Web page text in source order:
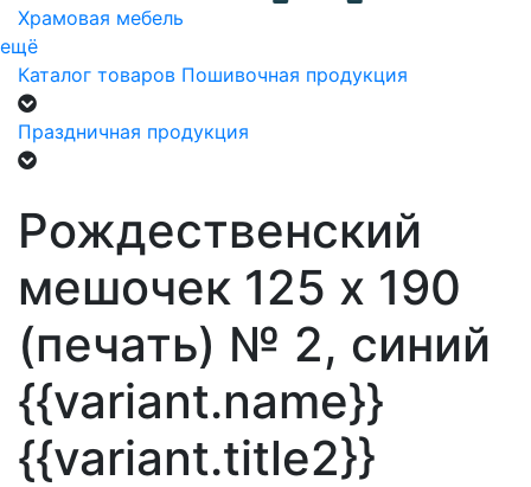
Храмовая мебель
ещё
Каталог товаров Пошивочная продукция
Праздничная продукция
Рождественский
мешочек 125 х 190
(печать) № 2, синий
{{variant.name}}
{{variant.title2}}